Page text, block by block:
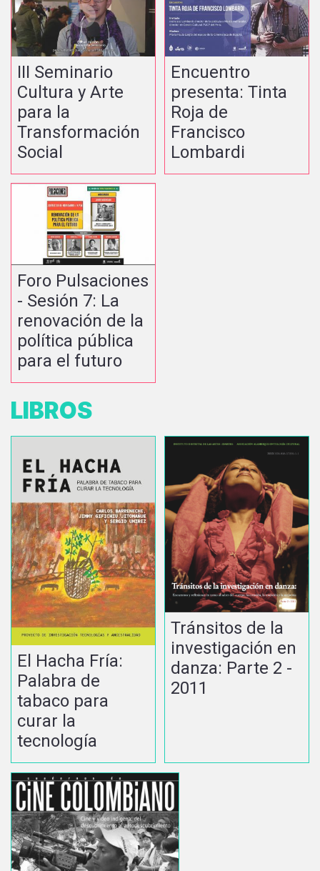
III Seminario
Cultura y Arte
para la
Transformación
Social
Encuentro
presenta: Tinta
Roja de
Francisco
Lombardi
Foro Pulsaciones
- Sesión 7: La
renovación de la
política pública
para el futuro
LIBROS
El Hacha Fría:
Palabra de
tabaco para
curar la
tecnología
Tránsitos de la
investigación en
danza: Parte 2 -
2011